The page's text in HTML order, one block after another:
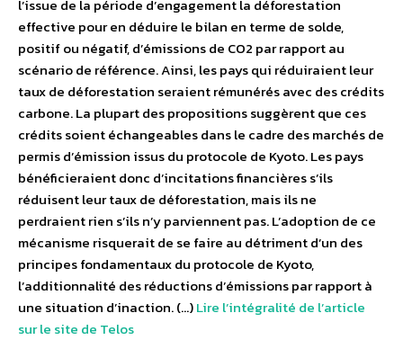
l’issue de la période d’engagement la déforestation
effective pour en déduire le bilan en terme de solde,
positif ou négatif, d’émissions de CO2 par rapport au
scénario de référence. Ainsi, les pays qui réduiraient leur
taux de déforestation seraient rémunérés avec des crédits
carbone. La plupart des propositions suggèrent que ces
crédits soient échangeables dans le cadre des marchés de
permis d’émission issus du protocole de Kyoto. Les pays
bénéficieraient donc d’incitations financières s’ils
réduisent leur taux de déforestation, mais ils ne
perdraient rien s’ils n’y parviennent pas. L’adoption de ce
mécanisme risquerait de se faire au détriment d’un des
principes fondamentaux du protocole de Kyoto,
l’additionnalité des réductions d’émissions par rapport à
une situation d’inaction. (…)Lire l’intégralité de l’article
sur le site de Telos